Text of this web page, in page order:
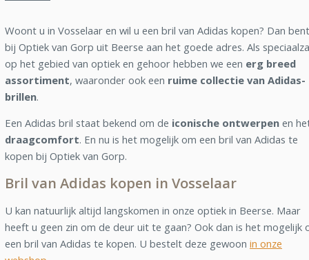
Woont u in Vosselaar en wil u een bril van Adidas kopen? Dan
bij Optiek van Gorp uit Beerse aan het goede adres. Als
op het gebied van optiek en gehoor hebben we een erg breed
assortiment, waaronder ook een ruime collectie van Adidas-
brillen.
Een Adidas bril staat bekend om de iconische ontwerpen en
draagcomfort. En nu is het mogelijk om een bril van Adidas te
kopen bij Optiek van Gorp.
Bril van Adidas kopen in Vosselaar
U kan natuurlijk altijd langskomen in onze optiek in Beerse. Maar
heeft u geen zin om de deur uit te gaan? Ook dan is het mogelijk
een bril van Adidas te kopen. U bestelt deze gewoon in onze